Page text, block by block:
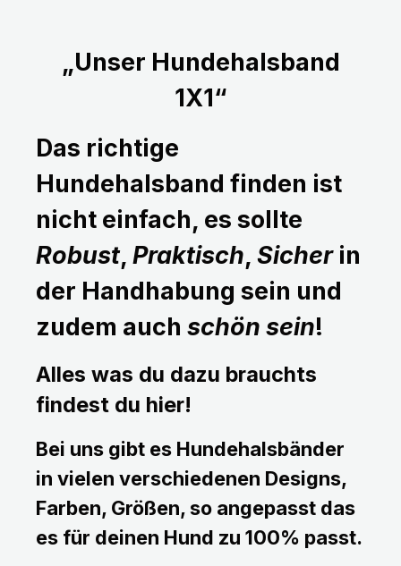
„Unser Hundehalsband
1X1“
Das richtige
Hundehalsband finden ist
nicht einfach, es sollte
Robust, Praktisch, Sicherin
der Handhabung sein und
zudem auch schön sein!
Alles was du dazu brauchts
findest du hier!
Bei uns gibt es Hundehalsbänder
in vielen verschiedenen Designs,
Farben, Größen, so angepasst das
es für deinen Hund zu 100% passt.